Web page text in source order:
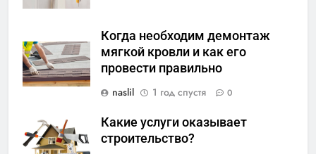
Когда необходим демонтаж
мягкой кровли и как его
провести правильно
naslil
1 год спустя 0
Какие услуги оказывает
строительство?